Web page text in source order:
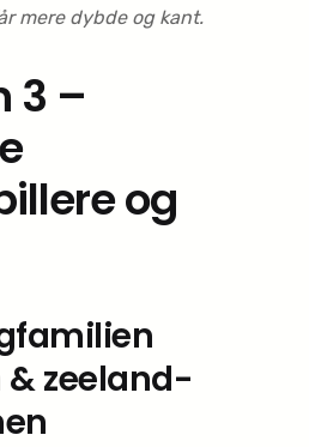
mere dybde og kant.
3 –
og
& zeeland-